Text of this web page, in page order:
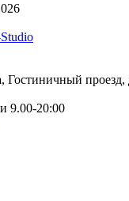
проезд,
9.00-20:00